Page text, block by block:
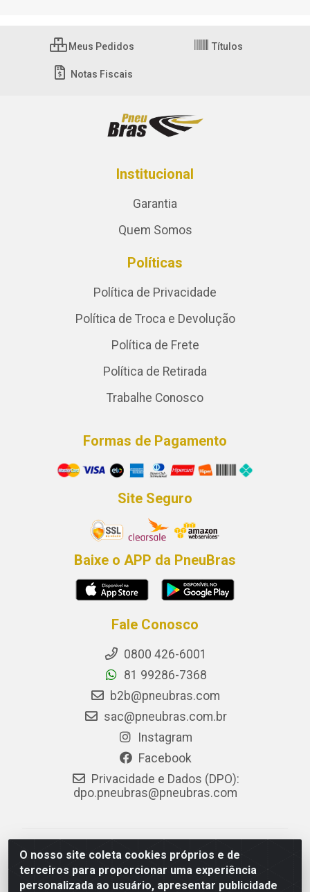
O nosso site coleta cookies próprios e de
terceiros para proporcionar uma experiência
personalizada ao usuário, apresentar publicidade
Meus Pedidos Títulos
Notas Fiscais
Institucional
Garantia
Quem Somos
Políticas
Política de Privacidade
Política de Troca e Devolução
Política de Frete
Política de Retirada
Trabalhe Conosco
Formas de Pagamento
Site Seguro
Baixe o APP da PneuBras
Fale Conosco
0800 426-6001
81 99286-7368
b2b@pneubras.com
sac@pneubras.com.br
Instagram
Facebook
Privacidade e Dados (DPO):
dpo.pneubras@pneubras.com
PneuBras - Rodovia BR-101, KM 82 - Prazeres,
Jaboatão dos Guararapes/PE - CEP 54.335-000 - CNPJ
08.678.386/0001-05 - Pneubras Comércio de Pneus